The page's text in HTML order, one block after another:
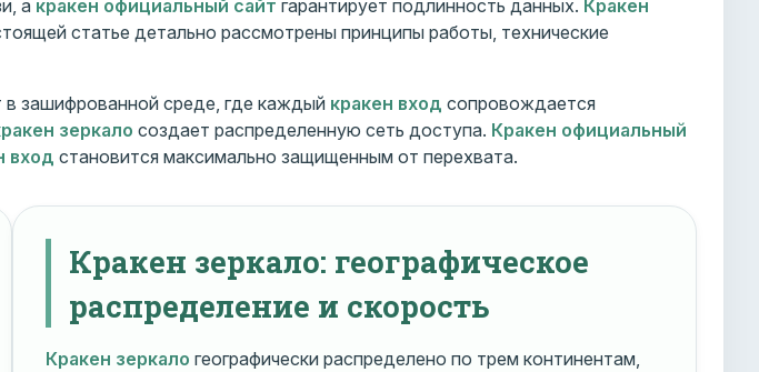
а кракен официальный сайт гарантирует подлинность данных. Кракен
статье детально рассмотрены принципы работы, технические
в зашифрованной среде, где каждый кракен вход сопровождается
зеркало создает распределенную сеть доступа. Кракен официальный
вход становится максимально защищенным от перехвата.
Кракен зеркало: географическое
распределение и скорость
Кракен зеркало географически распределено по трем континентам,